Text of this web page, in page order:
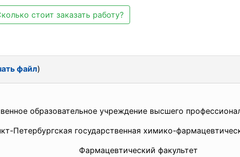
стоит заказать работу?
файл)
образовательное учреждение высшего
Петербургская государственная химико-
Фармацевтический факультет